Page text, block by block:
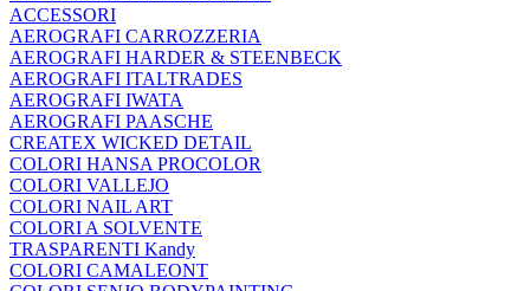
ACCESSORI
AEROGRAFI CARROZZERIA
AEROGRAFI HARDER & STEENBECK
AEROGRAFI ITALTRADES
AEROGRAFI IWATA
AEROGRAFI PAASCHE
CREATEX WICKED DETAIL
COLORI HANSA PROCOLOR
COLORI VALLEJO
COLORI NAIL ART
COLORI A SOLVENTE
TRASPARENTI Kandy
COLORI CAMALEONT